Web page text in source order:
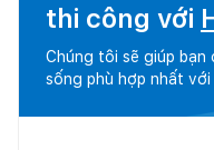
thi công với
Chúng tôi sẽ giúp bạn
sống phù hợp nhất với